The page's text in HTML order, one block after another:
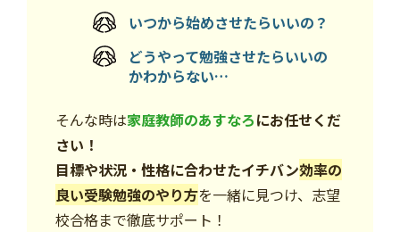
いつから始めさせたらいいの？
どうやって勉強させたらいいの
かわからない…
そんな時は家庭教師のあすなろにお任せくだ
さい！
目標や状況・性格に合わせたイチバン効率の
良い受験勉強のやり方を一緒に見つけ、志望
校合格まで徹底サポート！